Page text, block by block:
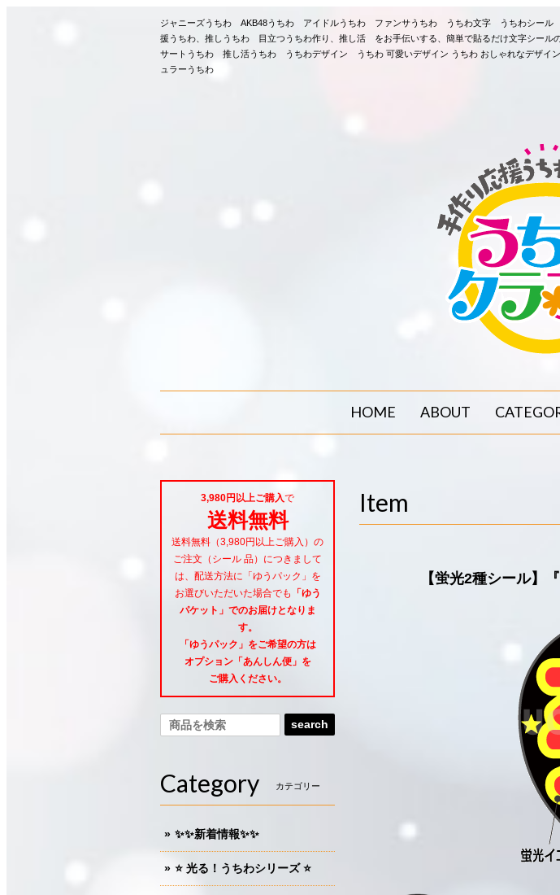
ジャニーズうちわ AKB48うちわ アイドルうちわ ファンサうちわ うちわ文字 うちわシール
援うちわ、推しうちわ 目立つうちわ作り、推し活 をお手伝いする、簡単で貼るだけ文字シー
サートうちわ 推し活うちわ うちわデザイン うちわ 可愛いデザイン うちわ おしゃれなデ
ュラーうちわ
HOME ABOUT
Item
【蛍光2種シール】
3,980円以上ご購入で
送料無料
送料無料（3,980円以上ご購入）の
ご注文（シール 品）につきまして
は、配送方法に「ゆうパック」を
お選びいただいた場合でも
「ゆう
パケット」でのお届けとなりま
す。
「ゆうパック」をご希望の方は
オプション「あんしん便」 を
ご購入ください。
search
Category カテゴリー
✨✨新着情報✨✨
⭐️ 光る！うちわシリーズ ⭐️